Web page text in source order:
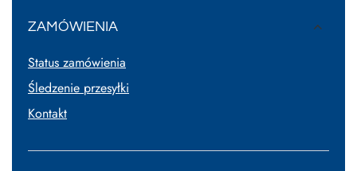
ZAMÓWIENIA
Status zamówienia
Śledzenie przesyłki
Kontakt